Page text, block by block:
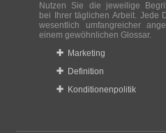
Nutzen Sie die jeweilige
bei Ihrer täglichen Arbeit. Jede
wesentlich umfangreicher
einem gewöhnlichen Glossar.
Marketing
Definition
Konditionenpolitik